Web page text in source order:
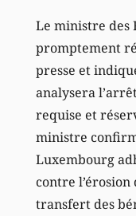
Le ministre des
promptement
presse et
analysera
requise et
ministre
Luxembourg
contre l’érosion
transfert des